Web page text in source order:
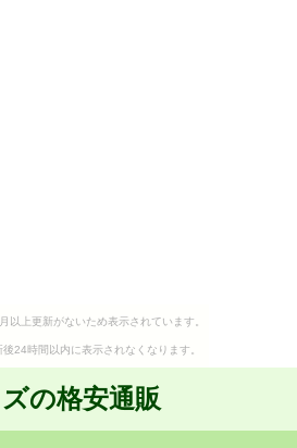
以上更新がないため表示されています。
24時間以内に表示されなくなります。
の格安通販